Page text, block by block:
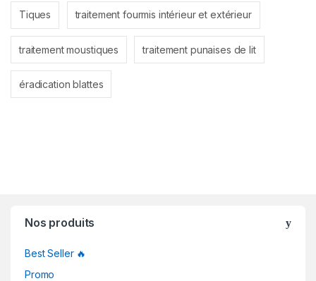
Tiques traitement fourmis intérieur et extérieur
traitement moustiques traitement punaises de lit
éradication blattes
Nos produits
Best Seller 🔥
Promo